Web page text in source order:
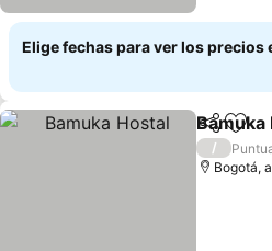
Elige fechas para ver los precios
Bamuka
/
Bogotá,